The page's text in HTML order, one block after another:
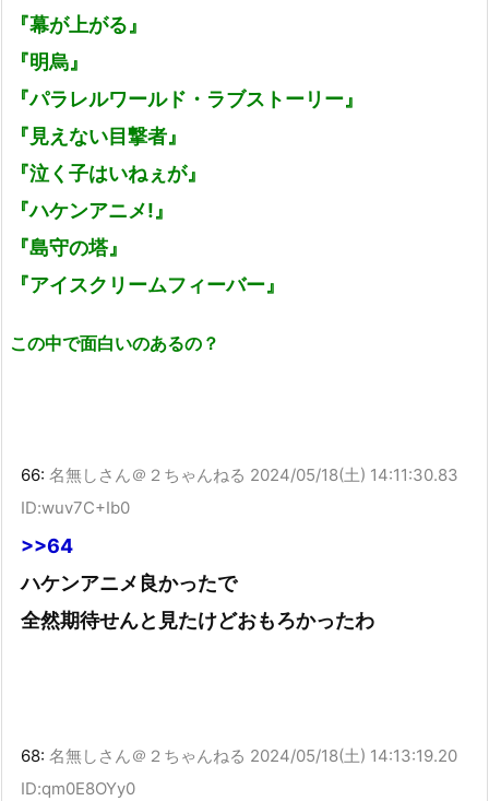
『幕が上がる』
『明烏』
『パラレルワールド・ラブストーリー』
『見えない目撃者』
『泣く子はいねぇが』
『ハケンアニメ!』
『島守の塔』
『アイスクリームフィーバー』
この中で面白いのあるの？
66: 名無しさん＠２ちゃんねる 2024/05/18(土) 14:11:30.83
ID:wuv7C+Ib0
>>64
ハケンアニメ良かったで
全然期待せんと見たけどおもろかったわ
68: 名無しさん＠２ちゃんねる 2024/05/18(土) 14:13:19.20
ID:qm0E8OYy0